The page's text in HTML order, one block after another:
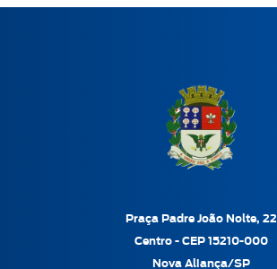
Praça Padre João Nolte, 22
Centro - CEP 15210-000
Nova Aliança/SP